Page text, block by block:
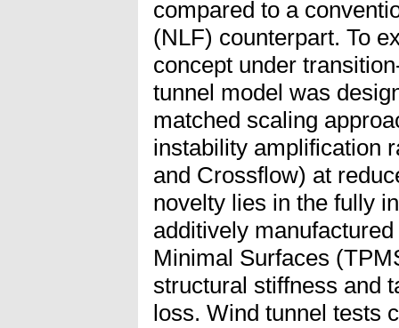
compared to a
(NLF) counterpart. To
concept under
tunnel model was
matched scaling
instability amplification
and Crossflow) at
novelty lies in the fully
additively
Minimal Surfaces
structural stiffness and
loss. Wind tunnel tests